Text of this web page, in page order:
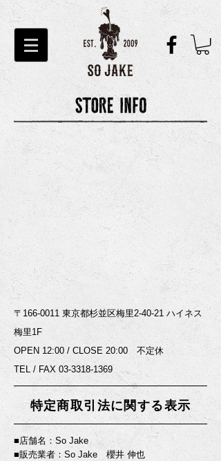
〒166-0011 東京都杉並区梅里2-40-21 ハイネス
梅里1F
OPEN 12:00 / CLOSE 20:00 不定休
TEL / FAX 03-3318-1369
特定商取引法に関する表示
■店舗名：So Jake
■販売業者：So Jake 櫻井 伸也